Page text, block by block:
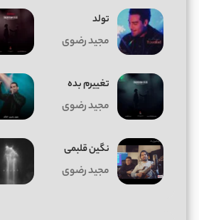
تولد
مجید رضوی
تغییرم بده
مجید رضوی
نگین قلبمی
مجید رضوی